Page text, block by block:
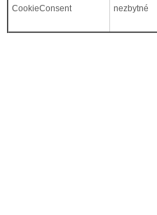
CookieConsent nezbytné